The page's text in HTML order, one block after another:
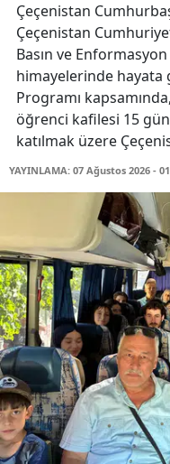
Çeçenistan
Çeçenistan
Basın ve
himayelerinde hayata
Programı
öğrenci kafilesi 15
katılmak üzere
YAYINLAMA: 07 Ağustos 2026 -